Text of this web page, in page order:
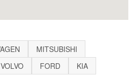
MITSUBISHI
VOLVO FORD
KIA